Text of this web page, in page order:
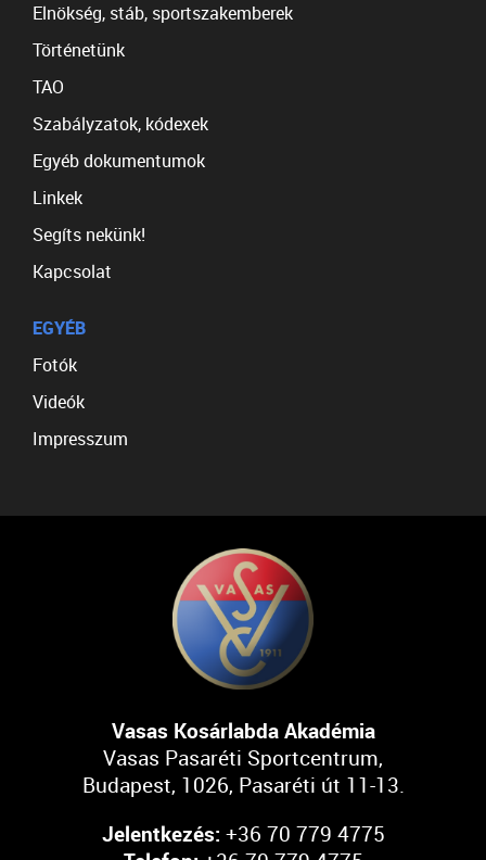
Elnökség, stáb, sportszakemberek
Történetünk
TAO
Szabályzatok, kódexek
Egyéb dokumentumok
Linkek
Segíts nekünk!
Kapcsolat
EGYÉB
Fotók
Videók
Impresszum
Vasas Kosárlabda Akadémia
Vasas Pasaréti Sportcentrum,
Budapest, 1026, Pasaréti út 11-13.
Jelentkezés: +36 70 779 4775